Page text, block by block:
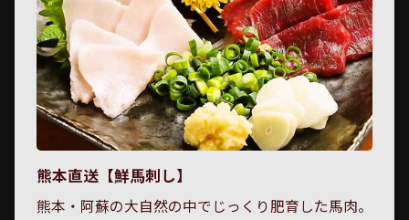
熊本直送【鮮馬刺し】
熊本・阿蘇の大自然の中でじっくり肥育した馬肉。